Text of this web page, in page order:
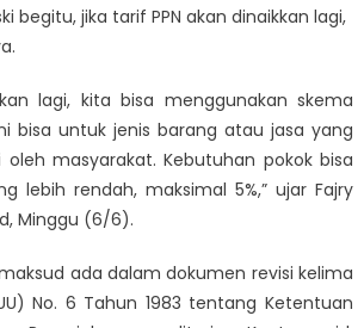
begitu, jika tarif PPN akan dinaikkan lagi,
lagi, kita bisa menggunakan skema
bisa untuk jenis barang atau jasa yang
oleh masyarakat. Kebutuhan pokok bisa
lebih rendah, maksimal 5%,” ujar Fajry
Minggu (6/6).
ada dalam dokumen revisi kelima
No. 6 Tahun 1983 tentang Ketentuan